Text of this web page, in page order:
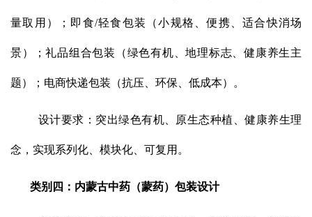
量取用）；即食/轻食包装（小规格、便携、适合快消场
景）；礼品组合包装（绿色有机、地理标志、健康养生主
题）；电商快递包装（抗压、环保、低成本）。
设计要求：突出绿色有机、原生态种植、健康养生理
念，实现系列化、模块化、可复用。
类别四：内蒙古中药（蒙药）包装设计